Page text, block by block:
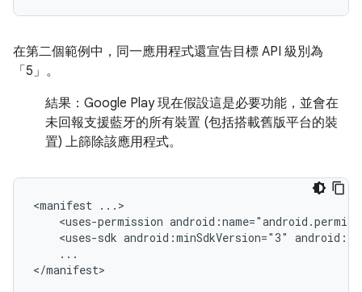
在第二個範例中，同一應用程式還宣告目標 API 級別為
「5」。
結果： Google Play 現在假設這是必要功能，並會在
未回報支援藍牙的所有裝置 (包括搭載舊版平台的裝
置) 上篩除該應用程式。
<manifest
<uses-permission
<uses-sdk android:minSdkVersion="3"
...
</manifest>